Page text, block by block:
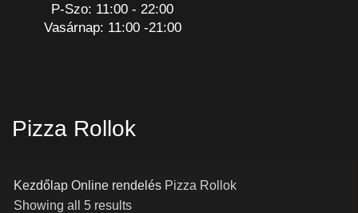
P-Szo: 11:00 - 22:00
Vasárnap: 11:00 -21:00
Pizza Rollok
Kezdőlap Online rendelés Pizza Rollok
Showing all 5 results